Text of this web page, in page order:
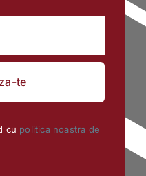
te
cu politica noastra de